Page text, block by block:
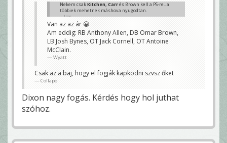
Nekem csakKitchen, Carrés Brown kell a PS-re.. a
többiek mehetnek máshova nyugodtan.
Igor
Van az az ár 😀
Am eddig: RB Anthony Allen, DB Omar Brown,
LB Josh Bynes, OT Jack Cornell, OT Antoine
McClain.
Wyatt
Csak az a baj, hogy el fogják kapkodni szvsz őket
Collapo
Dixon nagy fogás. Kérdés hogy hol juthat
szóhoz.